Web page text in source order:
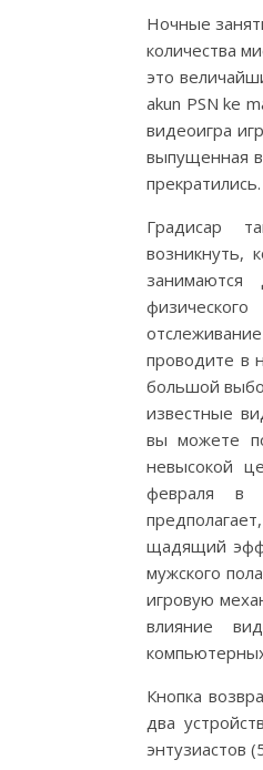
Ночные
количества
это
akun PSN ke
видеоигра
выпущенная
прекратились.
Градисар
возникнуть,
занимаются
проводите в
большой
известные
вы можете
невысокой
февраля в
щадящий
мужского
игровую
влияние
Кнопка
два
энтузиастов